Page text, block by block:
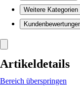
Weitere Kategorien
Artikeldetails
Bereich überspringen